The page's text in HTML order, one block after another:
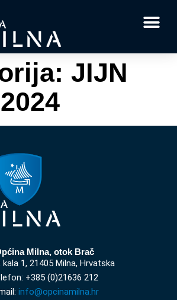
JIJN
Milna, otok Brač
kala 1, 21405 Milna, Hrvatska
+385 (0)21636 212
info@opcinamilna.hr